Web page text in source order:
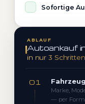
Sofortige
ABLAUF
Autoankauf
in nur 3 Schritten
01
Marke,
— per